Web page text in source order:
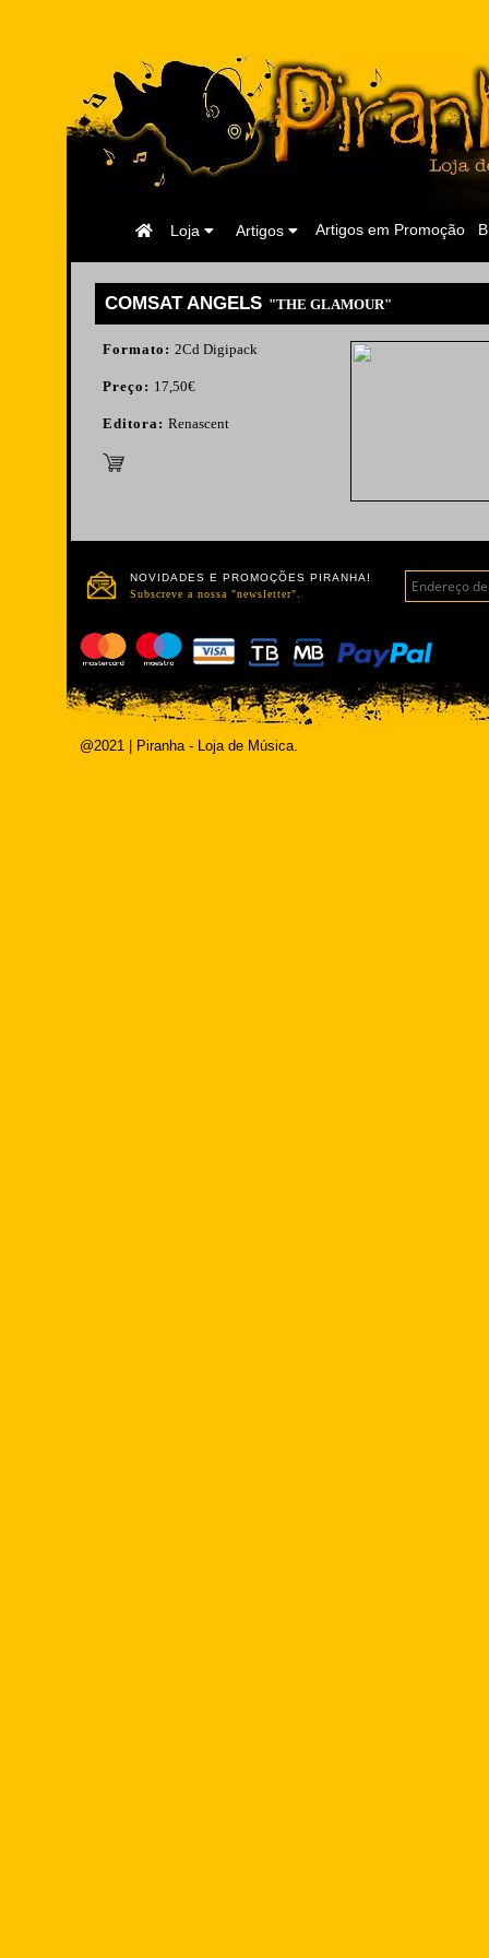
Artigos em Promoção
Artigos
Loja
Página
COMSAT ANGELS "THE GLAMOUR"
Formato: 2Cd Digipack
Preço: 17,50€
Editora: Renascent
NOVIDADES E PROMOÇÕES PIRANHA!
Subscreve a nossa "newsletter".
@2021 | Piranha - Loja de Música.